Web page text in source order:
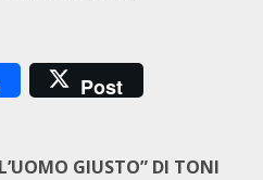
Post
GIUSTO” DI TONI